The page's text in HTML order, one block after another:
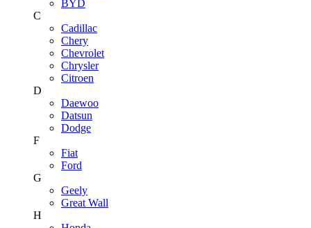
BYD
C
Cadillac
Chery
Chevrolet
Chrysler
Citroen
D
Daewoo
Datsun
Dodge
F
Fiat
Ford
G
Geely
Great Wall
H